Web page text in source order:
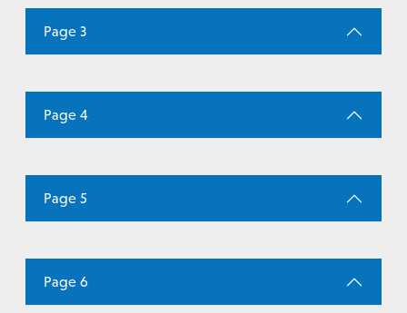
Page 3
Page 4
Page 5
Page 6